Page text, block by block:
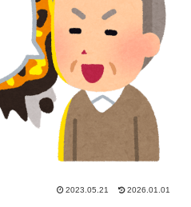
2023.05.21 2026.01.01